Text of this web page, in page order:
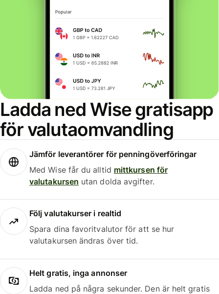
Ladda ned Wise gratisapp
för valutaomvandling
Jämför leverantörer för penningöverföringar
Med Wise får du alltid mittkursen för
valutakursen utan dolda avgifter.
Följ valutakurser i realtid
Spara dina favoritvalutor för att se hur
valutakursen ändras över tid.
Helt gratis, inga annonser
Ladda ned på några sekunder. Den är helt gratis